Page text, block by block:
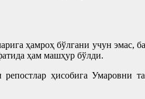
ҳамроҳ бўлгани учун эмас,
ҳам машҳур бўлди.
репостлар ҳисобига